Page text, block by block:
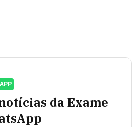
da Exame